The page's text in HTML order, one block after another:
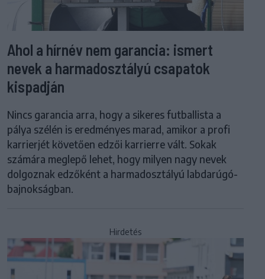
Ahol a hírnév nem garancia: ismert
nevek a harmadosztályú csapatok
kispadján
Nincs garancia arra, hogy a sikeres futballista a
pálya szélén is eredményes marad, amikor a profi
karrierjét követően edzői karrierre vált. Sokak
számára meglepő lehet, hogy milyen nagy nevek
dolgoznak edzőként a harmadosztályú labdarúgó-
bajnokságban.
Hirdetés